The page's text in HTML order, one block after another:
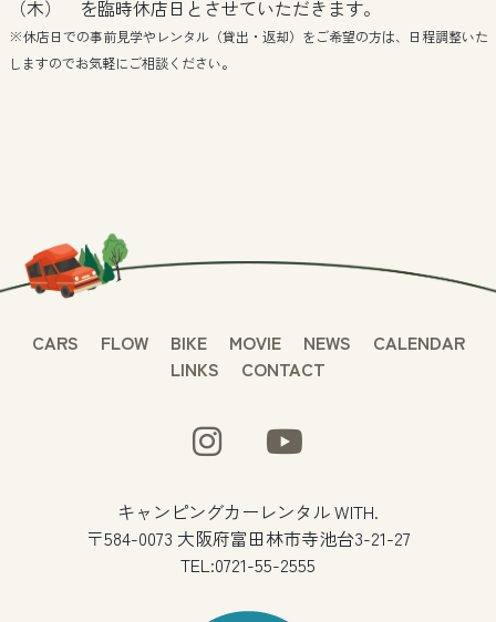
（木） を臨時休店日とさせていただきます。
※休店日での事前見学やレンタル（貸出・返却）をご希望の方は、日程調整いた
しますのでお気軽にご相談ください。
CARS FLOW BIKE MOVIE NEWS
CALENDAR
LINKS
CONTACT
キャンピングカーレンタル WITH.
〒584-0073 大阪府富田林市寺池台3-21-27
TEL:0721-55-2555